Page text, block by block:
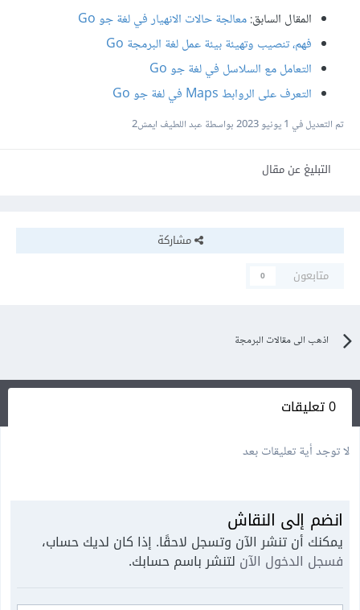
المقال السابق:معالجة حالات الانهيار في لغة جو Go
فهم، تنصيب وتهيئة بيئة عمل لغة البرمجة Go
التعامل مع السلاسل في لغة جو Go
التعرف على الروابط Maps في لغة جو Go
تم التعديل في 1 يونيو 2023 بواسطة عبد اللطيف ايمش2
التبليغ عن مقال
مشاركة
متابعون
0
اذهب الى مقالات البرمجة
0 تعليقات
لا توجد أية تعليقات بعد
انضم إلى النقاش
يمكنك أن تنشر الآن وتسجل لاحقًا. إذا كان لديك حساب،
فسجل الدخول الآن لتنشر باسم حسابك.